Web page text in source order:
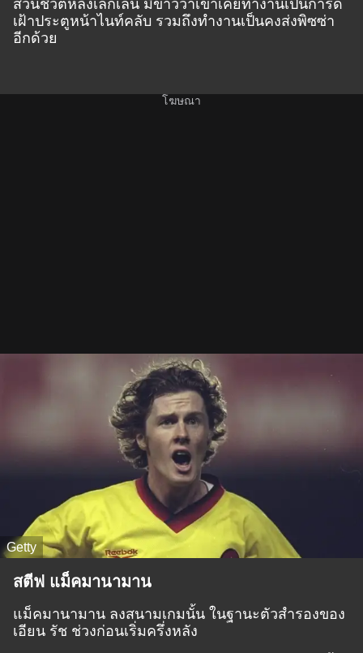
ส่วนชีวิตหลังเลิกเล่น มีข่าวว่าเขาเคยทำงานเป็นการ์ด
เฝ้าประตูหน้าไนท์คลับ รวมถึงทำงานเป็นคงส่งพิซซ่า
อีกด้วย
Getty
สตีฟ แม็คมานามาน
แม็คมานามาน ลงสนามเกมนั้น ในฐานะตัวสำรองของ
เอียน รัช ช่วงก่อนเริ่มครึ่งหลัง